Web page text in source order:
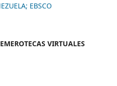
EBSCO
VIRTUALES